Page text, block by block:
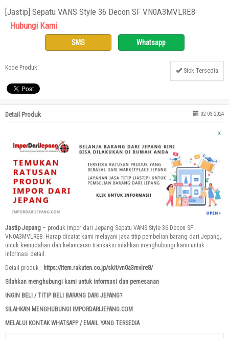
[Jastip] Sepatu VANS Style 36 Decon SF VN0A3MVLRE8
Hubungi Kami
SMS Whatsapp
Kode Produk: Stok Tersedia
Detail Produk 02-03-2024
Jastip Jepang – produk impor dari Jepang Sepatu VANS Style 36 Decon SF
VN0A3MVLRE8. Harap dicatat kami melayani jasa titip pembelian barang dari Jepang,
untuk kemudahan dan kelancaran transaksi silahkan menghubungi kami untuk
informasi detail.
Detail produk : https://item.rakuten.co.jp/skit/vn0a3mvlre8/
Silahkan menghubungi kami untuk informasi dan pemesanan
INGIN BELI / TITIP BELI BARANG DARI JEPANG?
SILAHKAN MENGHUBUNGI IMPORDARIJEPANG.COM
MELALUI KONTAK WHATSAPP / EMAIL YANG TERSEDIA